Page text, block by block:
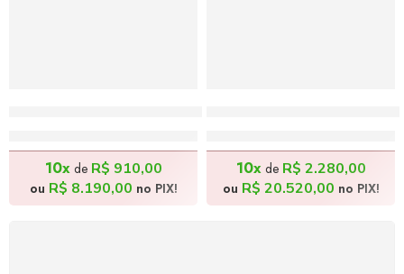
10xde R$ 910,00
ou R$ 8.190,00 no PIX!
10xde R$ 2.280,00
ou R$ 20.520,00 no PIX!